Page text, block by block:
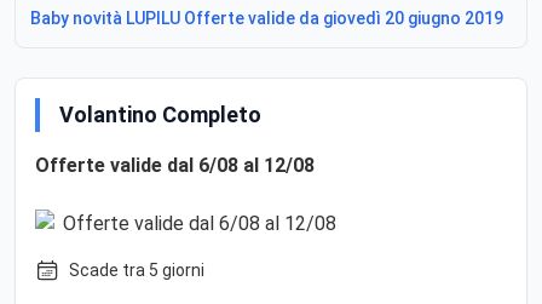
Baby novità LUPILU Offerte valide da giovedì 20 giugno 2019
Volantino Completo
Offerte valide dal 6/08 al 12/08
Scade tra 5 giorni